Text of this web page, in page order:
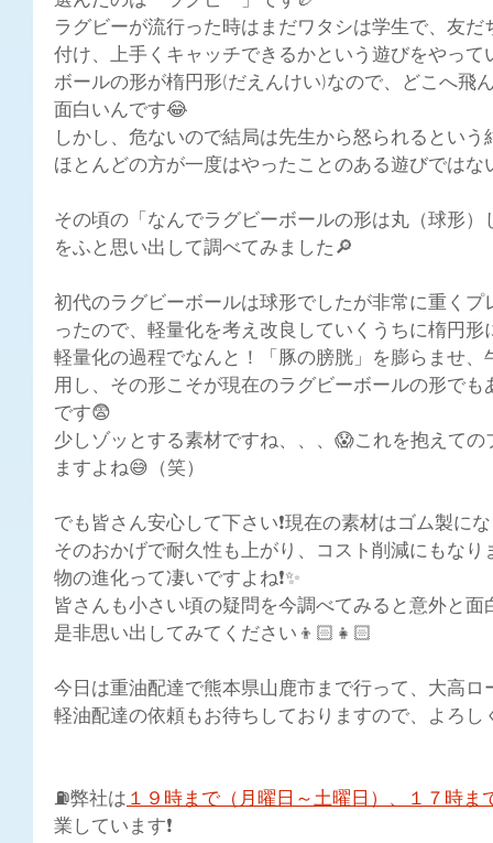
ラグビーが流行った時はまだワタシは学生で、友
付け、上手くキャッチできるかという遊びをやって
ボールの形が楕円形(だえんけい)なので、どこへ飛
面白いんです😂
しかし、危ないので結局は先生から怒られるとい
ほとんどの方が一度はやったことのある遊びではな
その頃の「なんでラグビーボールの形は丸（球形
をふと思い出して調べてみました🔎
初代のラグビーボールは球形でしたが非常に重く
ったので、軽量化を考え改良していくうちに楕円形
軽量化の過程でなんと！「豚の膀胱」を膨らませ
用し、その形こそが現在のラグビーボールの形でも
です😨
少しゾッとする素材ですね、、、😱これを抱えて
ますよね😅（笑）
でも皆さん安心して下さい❗現在の素材はゴム製にな
そのおかげで耐久性も上がり、コスト削減にもなり
物の進化って凄いですよね❗️✨
皆さんも小さい頃の疑問を今調べてみると意外と面
是非思い出してみてください👦🏻👧🏻
今日は重油配達で熊本県山鹿市まで行って、大高ロ
軽油配達の依頼もお待ちしておりますので、よろし
⛽弊社は１９時まで（月曜日～土曜日）、１７時ま
業しています❗